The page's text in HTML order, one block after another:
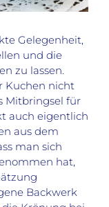
Gelegenheit,
und die
zu lassen.
Kuchen nicht
Mitbringsel für
auch eigentlich
aus dem
man sich
hat,
Backwerk